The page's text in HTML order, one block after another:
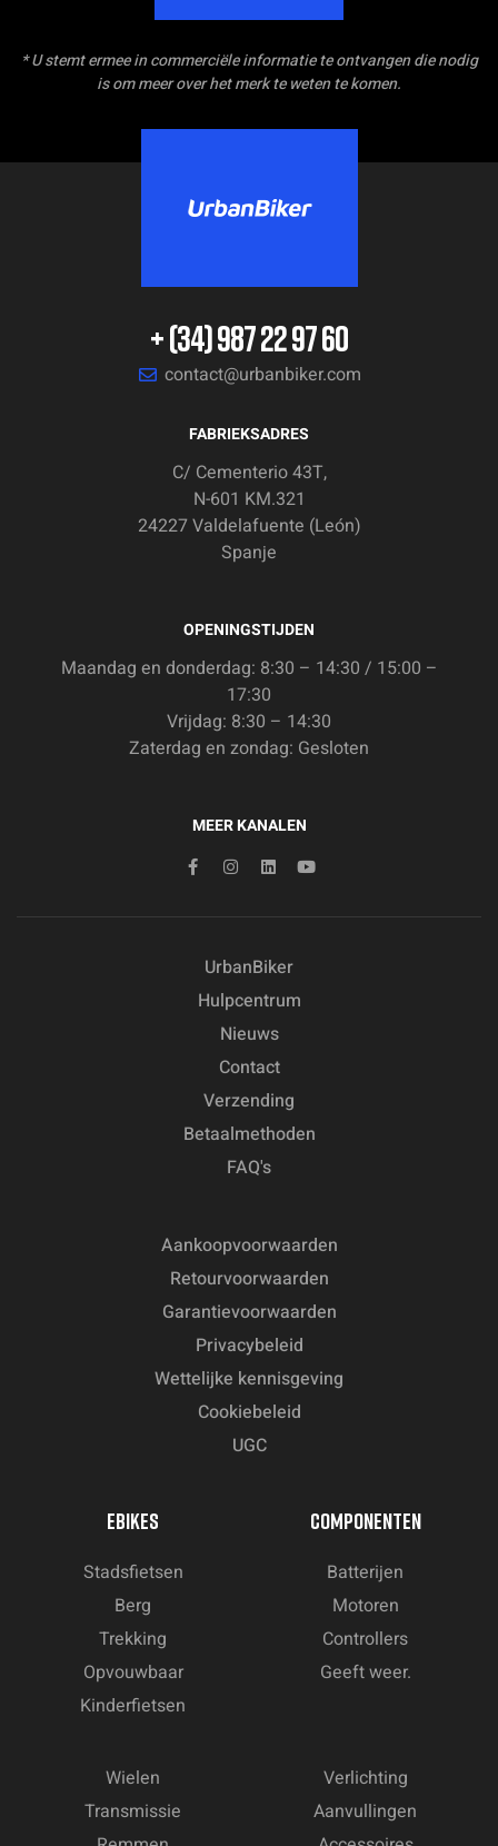
* U stemt ermee in commerciële informatie te ontvangen die nodig
is om meer over het merk te weten te komen.
+ (34) 987 22 97 60
contact@urbanbiker.com
FABRIEKSADRES
C/ Cementerio 43T,
N-601 KM.321
24227 Valdelafuente (León)
Spanje
OPENINGSTIJDEN
Maandag en donderdag: 8:30 – 14:30 / 15:00 –
17:30
Vrijdag: 8:30 – 14:30
Zaterdag en zondag: Gesloten
MEER KANALEN
UrbanBiker
Hulpcentrum
Nieuws
Contact
Verzending
Betaalmethoden
FAQ's
Aankoopvoorwaarden
Retourvoorwaarden
Garantievoorwaarden
Privacybeleid
Wettelijke kennisgeving
Cookiebeleid
UGC
EBIKES
Stadsfietsen
Berg
Trekking
Opvouwbaar
Kinderfietsen
COMPONENTEN
Batterijen
Motoren
Controllers
Geeft weer.
Wielen
Transmissie
Verlichting
Aanvullingen